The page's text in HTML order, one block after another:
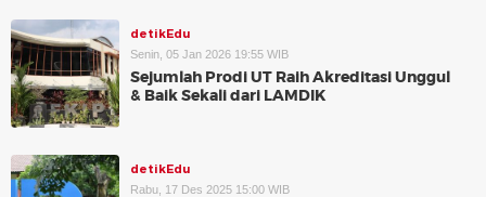
detikEdu
Senin, 05 Jan 2026 19:55 WIB
Sejumlah Prodi UT Raih Akreditasi Unggul
& Baik Sekali dari LAMDIK
detikEdu
Rabu, 17 Des 2025 15:00 WIB